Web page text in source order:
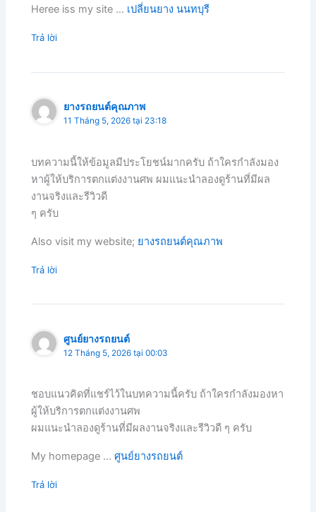
Heree iss my site … เปลี่ยนยาง นนทบุรี
Trả lời
ยางรถยนต์คุณภาพ
11 Tháng 5, 2026 tại 23:18
บทความนี้ให้ข้อมูลมีประโยชน์มากครับ ถ้าใครกำลังมอง
หาผู้ให้บริการตกแต่งงานศพ ผมแนะนำลองดูร้านที่มีผล
งานจริงและรีวิวดี
ๆ ครับ
Also visit my website; ยางรถยนต์คุณภาพ
Trả lời
ศูนย์ยางรถยนต์
12 Tháng 5, 2026 tại 00:03
ชอบแนวคิดที่แชร์ไว้ในบทความนี้ครับ ถ้าใครกำลังมองหา
ผู้ให้บริการตกแต่งงานศพ
ผมแนะนำลองดูร้านที่มีผลงานจริงและรีวิวดี ๆ ครับ
My homepage …ศูนย์ยางรถยนต์
Trả lời